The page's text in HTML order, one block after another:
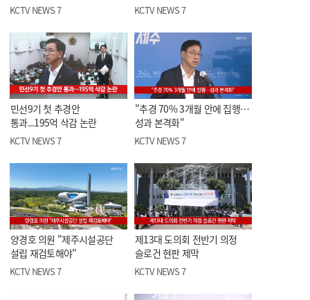
KCTV NEWS 7 KCTV NEWS 7
민선9기 첫 추경안
통과...195억 삭감 논란
KCTV NEWS 7
"추경 70% 3개월 안에 집행…
성과 본격화"
KCTV NEWS 7
양경호 의원 "제주시설공단
설립 재검토해야"
KCTV NEWS 7
제13대 도의회 전반기 의정
슬로건 현판 제막
KCTV NEWS 7